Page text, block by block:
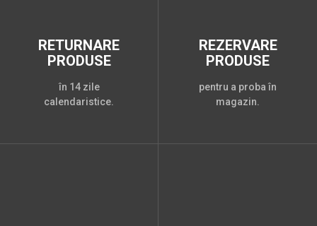
RETURNARE
PRODUSE
în 14 zile
calendaristice.
REZERVARE
PRODUSE
pentru a proba în
magazin.